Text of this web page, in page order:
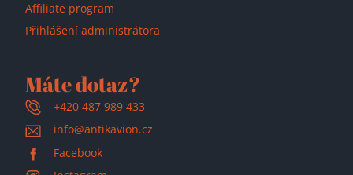
Affiliate program
Přihlášení administrátora
Máte dotaz?
+420 487 989 433
info@antikavion.cz
Facebook